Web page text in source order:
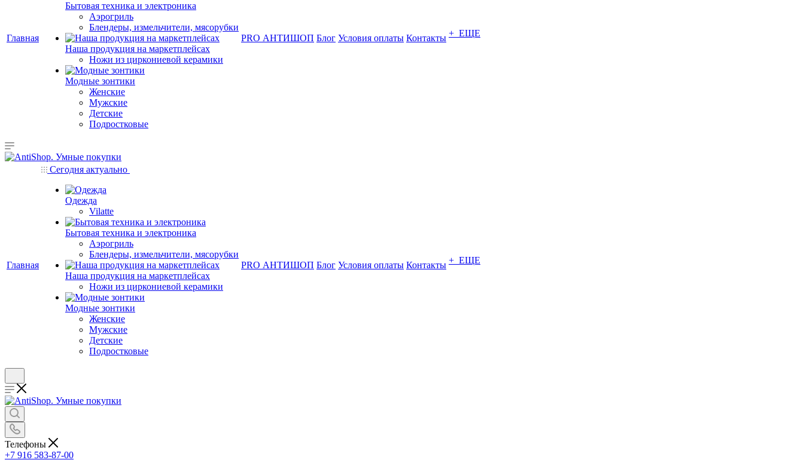
Главная
Бытовая техника и электроника
Аэрогриль
Блендеры, измельчители, мясорубки
Наша продукция на маркетплейсах
Ножи из циркониевой керамики
Модные зонтики
Женские
Мужские
Детские
Подростковые
PRO АНТИШОП Блог Условия оплаты Контакты + ЕЩЕ
Главная
Сегодня актуально
Одежда
Vilatte
Бытовая техника и электроника
Аэрогриль
Блендеры, измельчители, мясорубки
Наша продукция на маркетплейсах
Ножи из циркониевой керамики
Модные зонтики
Женские
Мужские
Детские
Подростковые
PRO АНТИШОП Блог Условия оплаты Контакты + ЕЩЕ
Телефоны
+7 916 583-87-00